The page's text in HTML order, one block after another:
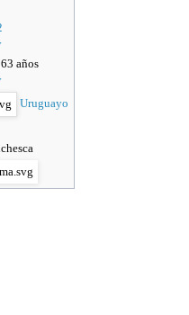
años
Uruguayo